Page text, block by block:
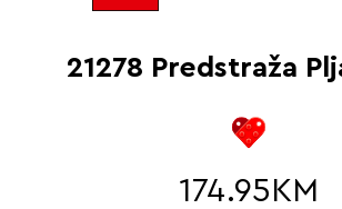
21278 Predstraža
174.95 KM